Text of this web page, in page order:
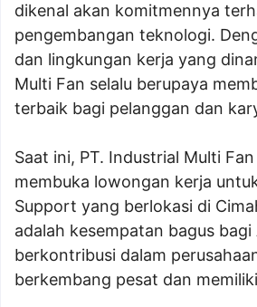
dikenal akan komitmennya
pengembangan teknologi.
dan lingkungan kerja yang
Multi Fan selalu berupaya
terbaik bagi pelanggan dan
Saat ini, PT. Industrial Multi
membuka lowongan kerja
Support yang berlokasi di
adalah kesempatan bagus
berkontribusi dalam
berkembang pesat dan